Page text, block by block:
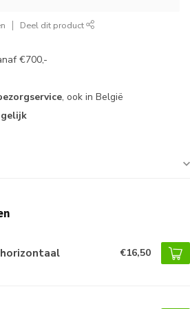
Deel dit product
€700,-
, ook in België
€16,50